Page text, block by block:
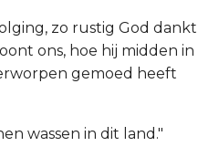
zo rustig God dankt
ons, hoe hij midden in
gemoed heeft
wassen in dit land."